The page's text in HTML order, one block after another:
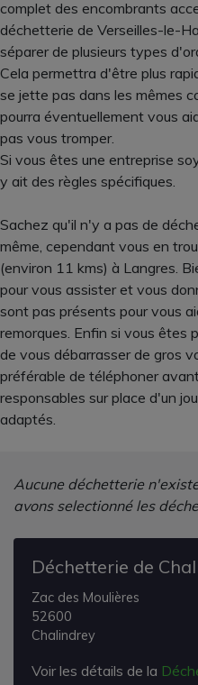
complet des encombrants
déchetterie de Verseilles-le-
séparer de plusieurs types
Cela permettra d'être plus
se jette pas dans les mêmes
pourra éventuellement vous
pas vous tromper.
Si vous êtes une entreprise
y ait des règles spécifiques.
Sachez qu'il n'y a pas de
même, cependant vous en
(environ 11 kms) à Langres.
pour vous assister et vous
sont pas présents pour vous
remorques. Enfin si vous êtes
de vous débarrasser de gros
préférable de téléphoner
responsables sur place d'un
adaptés.
Aucune déchetterie
avons selectionné les
Déchetterie de
Zac des Moulières
52600
Chalindrey
Voir les détails de la